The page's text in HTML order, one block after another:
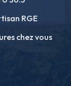
RGE
chez vous